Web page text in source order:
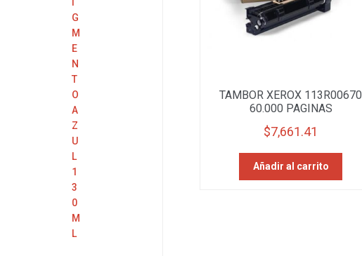
TAMBOR XEROX 113R00670
60.000 PAGINAS
$7,661.41
Añadir al carrito